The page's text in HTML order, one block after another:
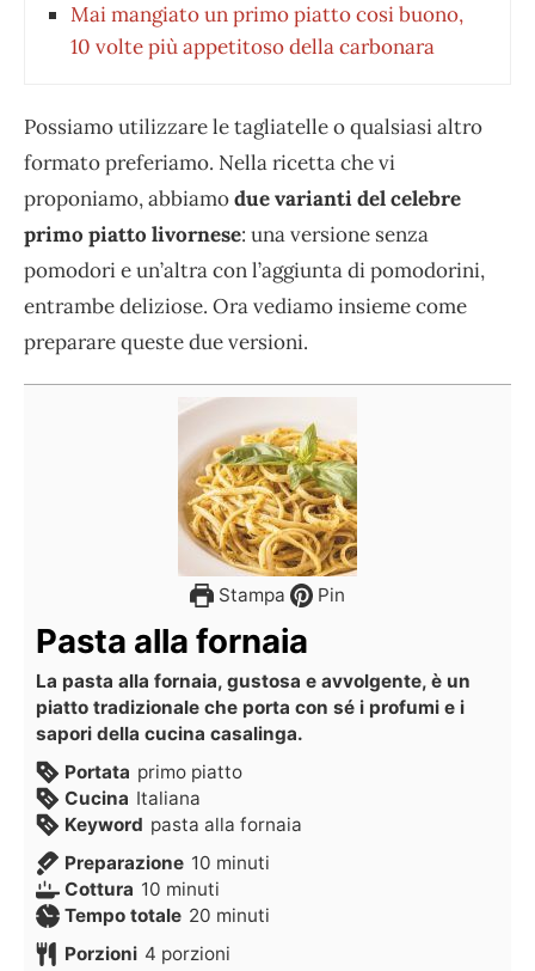
Mai mangiato un primo piatto cosi buono,
10 volte più appetitoso della carbonara
Possiamo utilizzare le tagliatelle o qualsiasi altro
formato preferiamo. Nella ricetta che vi
proponiamo, abbiamodue varianti del celebre
primo piatto livornese: una versione senza
pomodori e un’altra con l’aggiunta di pomodorini,
entrambe deliziose. Ora vediamo insieme come
preparare queste due versioni.
Stampa Pin
Pasta alla fornaia
La pasta alla fornaia, gustosa e avvolgente, è un
piatto tradizionale che porta con sé i profumi e i
sapori della cucina casalinga.
Portata primo piatto
Cucina Italiana
Keyword pasta alla fornaia
Preparazione 10 minuti
Cottura 10 minuti
Tempo totale 20 minuti
Porzioni 4 porzioni